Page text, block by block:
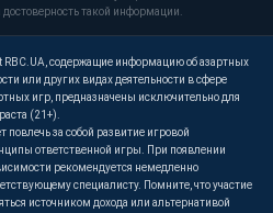
достоверность такой информации.
содержащие информацию об азартных
или других видах деятельности в сфере
игр, предназначены исключительно для
(21+).
повлечь за собой развитие игровой
ответственной игры. При появлении
рекомендуется немедленно
специалисту. Помните, что участие
источником дохода или альтернативой